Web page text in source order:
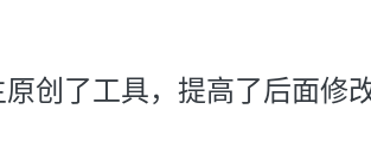
创了工具，提高了后面修